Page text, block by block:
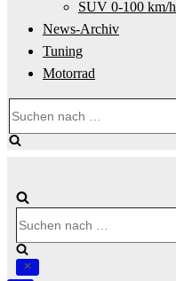
SUV 0-100 km/h
News-Archiv
Tuning
Motorrad
nach …
nach …